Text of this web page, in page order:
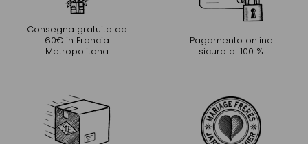
Consegna gratuita da
60€ in Francia
Metropolitana
Pagamento online
sicuro al 100 %